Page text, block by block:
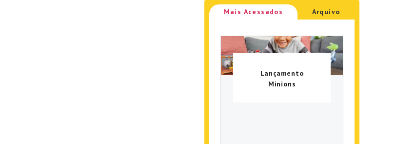
Mais Acessados Arquivo
Lançamento
Minions